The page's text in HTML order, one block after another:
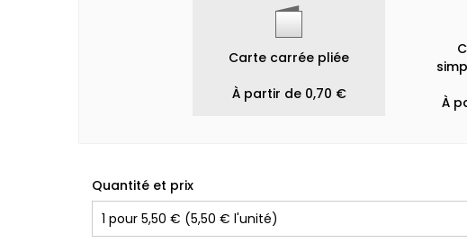
Carte carrée pliée
À partir de 0,70 €
À
Quantité et prix